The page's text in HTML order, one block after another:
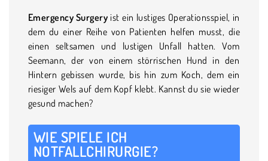
Emergency Surgery ist ein lustiges Operationsspiel, in
dem du einer Reihe von Patienten helfen musst, die
einen seltsamen und lustigen Unfall hatten. Vom
Seemann, der von einem störrischen Hund in den
Hintern gebissen wurde, bis hin zum Koch, dem ein
riesiger Wels auf dem Kopf klebt. Kannst du sie wieder
gesund machen?
WIE SPIELE ICH
NOTFALLCHIRURGIE?